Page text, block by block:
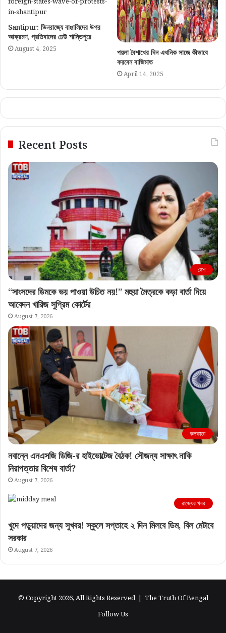
Santipur: ভিনরাজ্যে বাঙালিদের উপর
আক্রমণ, প্রতিবাদের ঢেউ শান্তিপুরে
August 4, 2025
পয়লা বৈশাখের দিন এথনিক সাজে কীভাবে
করবেন বাজিমাত
April 14, 2025
Recent Posts
দেশ
“সাংসদের ডিমকে ভয় পাওয়া উচিত নয়!” মহুয়া মৈত্রকে কড়া বার্তা দিয়ে
আবেদন খারিজ সুপ্রিম কোর্টের
August 7, 2026
কলকাতা
নবান্নে এনএসজি ডিজি-র হাইভোল্টেজ বৈঠক! সৌজন্য সাক্ষাৎ নাকি
নিরাপত্তার বিশেষ বার্তা?
August 7, 2026
রাজ্যের খবর
খুদে পড়ুয়াদের জন্য সুখবর! স্কুলে সপ্তাহে ২ দিন মিলবে ডিম, বিল মেটাবে
সরকার
August 7, 2026
© Copyright 2026, All Rights Reserved | The Truth Of Bengal
Follow Us